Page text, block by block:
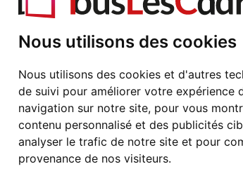
Nous utilisons des cookies
Nous utilisons des cookies et d'autres
de suivi pour améliorer votre expérience
navigation sur notre site, pour vous
contenu personnalisé et des publicités
analyser le trafic de notre site et pour
provenance de nos visiteurs.
Cadre en
format